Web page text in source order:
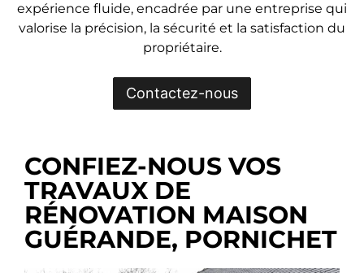
expérience fluide, encadrée par une entreprise qui
valorise la précision, la sécurité et la satisfaction du
propriétaire.
Contactez-nous
CONFIEZ-NOUS VOS
TRAVAUX DE
RÉNOVATION MAISON
GUÉRANDE, PORNICHET